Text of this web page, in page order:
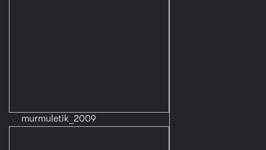
murmuletik_2009